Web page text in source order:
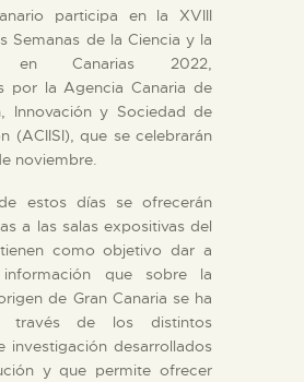
participa en la XVIII
Semanas de la Ciencia y la
en Canarias 2022,
por la Agencia Canaria de
Innovación y Sociedad de
(ACIISI), que se celebrarán
noviembre.
estos días se ofrecerán
a las salas expositivas del
como objetivo dar a
que sobre la
de Gran Canaria se ha
través de los distintos
investigación desarrollados
y que permite ofrecer